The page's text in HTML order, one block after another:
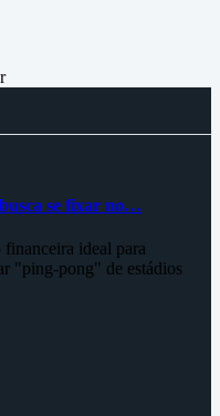
se fixar no…
ideal para
"ping-pong" de estádios